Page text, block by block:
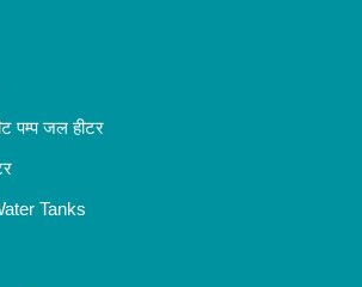
पम्प जल हीटर
Tanks